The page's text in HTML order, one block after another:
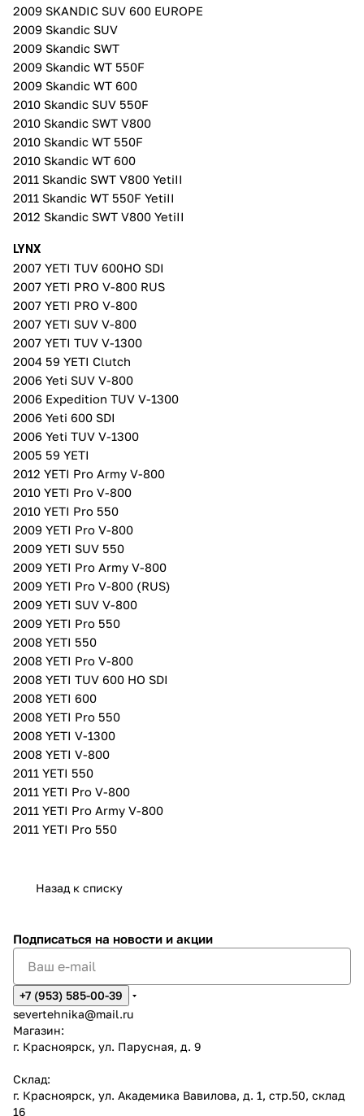
2009 SKANDIC SUV 600 EUROPE
2009 Skandic SUV
2009 Skandic SWT
2009 Skandic WT 550F
2009 Skandic WT 600
2010 Skandic SUV 550F
2010 Skandic SWT V800
2010 Skandic WT 550F
2010 Skandic WT 600
2011 Skandic SWT V800 YetiII
2011 Skandic WT 550F YetiII
2012 Skandic SWT V800 YetiII
LYNX
2007 YETI TUV 600HO SDI
2007 YETI PRO V-800 RUS
2007 YETI PRO V-800
2007 YETI SUV V-800
2007 YETI TUV V-1300
2004 59 YETI Clutch
2006 Yeti SUV V-800
2006 Expedition TUV V-1300
2006 Yeti 600 SDI
2006 Yeti TUV V-1300
2005 59 YETI
2012 YETI Pro Army V-800
2010 YETI Pro V-800
2010 YETI Pro 550
2009 YETI Pro V-800
2009 YETI SUV 550
2009 YETI Pro Army V-800
2009 YETI Pro V-800 (RUS)
2009 YETI SUV V-800
2009 YETI Pro 550
2008 YETI 550
2008 YETI Pro V-800
2008 YETI TUV 600 HO SDI
2008 YETI 600
2008 YETI Pro 550
2008 YETI V-1300
2008 YETI V-800
2011 YETI 550
2011 YETI Pro V-800
2011 YETI Pro Army V-800
2011 YETI Pro 550
Назад к списку
Подписаться на новости и акции
+7 (953) 585-00-39
severtehnika@mail.ru
Магазин:
г. Красноярск, ул. Парусная, д. 9
Склад:
г. Красноярск, ул. Академика Вавилова, д. 1, стр.50, склад
16